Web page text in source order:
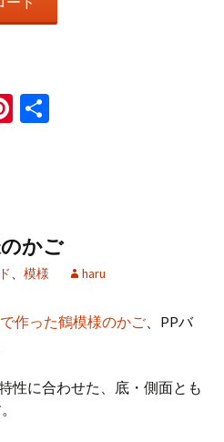
Pi
かご
、 模様 haru
作った鶴模様のかご 、PPバ
性に合わせた、底・側面とも